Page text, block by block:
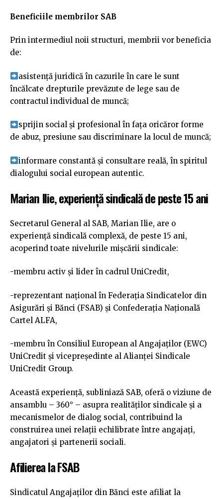
Beneficiile membrilor SAB
Prin intermediul noii structuri, membrii vor beneficia
de:
asistență juridică în cazurile în care le sunt
încălcate drepturile prevăzute de lege sau de
contractul individual de muncă;
sprijin social și profesional în fața oricăror forme
de abuz, presiune sau discriminare la locul de muncă;
informare constantă și consultare reală, în spiritul
dialogului social european autentic.
Marian Ilie, experiență sindicală de peste 15 ani
Secretarul General al SAB, Marian Ilie, are o
experiență sindicală complexă, de peste 15 ani,
acoperind toate nivelurile mișcării sindicale:
-membru activ și lider în cadrul UniCredit,
-reprezentant național în Federația Sindicatelor din
Asigurări și Bănci (FSAB) și Confederația Națională
Cartel ALFA,
-membru în Consiliul European al Angajaților (EWC)
UniCredit și vicepreședinte al Alianței Sindicale
UniCredit Group.
Această experiență, subliniază SAB, oferă o viziune de
ansamblu – 360° – asupra realităților sindicale și a
mecanismelor de dialog social, contribuind la
construirea unei relații echilibrate între angajați,
angajatori și partenerii sociali.
Afilierea la FSAB
Sindicatul Angajaților din Bănci este afiliat la